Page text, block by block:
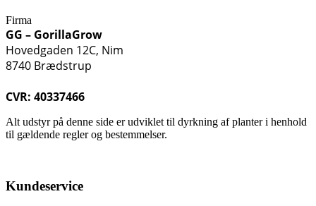
Firma
GG – GorillaGrow
Hovedgaden 12C, Nim
8740 Brædstrup
CVR: 40337466
Alt udstyr på denne side er udviklet til dyrkning af planter i henhold
til gældende regler og bestemmelser.
Kundeservice